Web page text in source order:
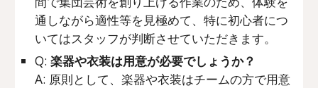
通しながら適性等を見極めて、特に初心者につ
いてはスタッフが判断させていただきます。
Q:楽器や衣装は用意が必要でしょうか？
A: 原則として、楽器や衣装はチームの方で用意